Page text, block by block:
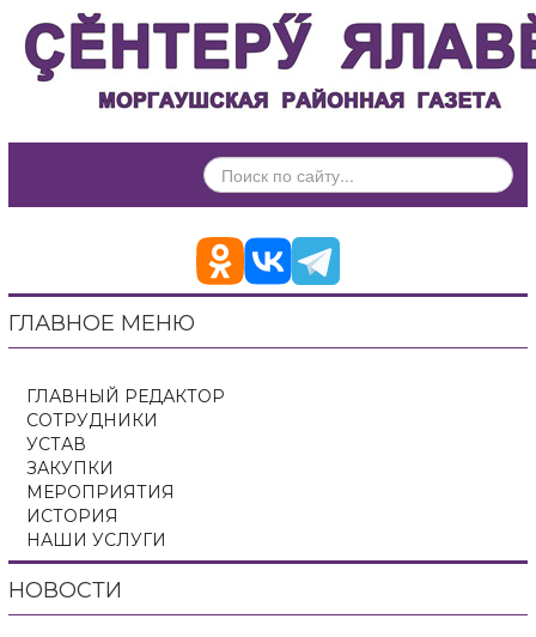
ИСКАТЬ...
ГЛАВНОЕ МЕНЮ
ГЛАВНЫЙ РЕДАКТОР
СОТРУДНИКИ
УСТАВ
ЗАКУПКИ
МЕРОПРИЯТИЯ
ИСТОРИЯ
НАШИ УСЛУГИ
НОВОСТИ